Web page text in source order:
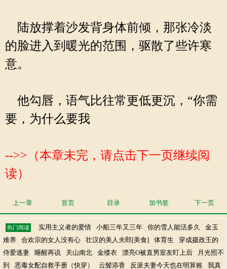
陆放撑着沙发背身体前倾，那张冷淡
的脸进入到暖光的范围，驱散了些许寒
意。
他勾唇，语气比往常更低更沉，“你需
要，为什么要我
-->>（本章未完，请点击下一页继续阅
读）
上一章 首页 目录 加书签 下一页
热门阅读 实用主义者的爱情 小船三年又三年 你的雪人能活多久
金玉
难养
合欢宗的女人没有心 壮汉的美人夫郎[美食] 体育生
穿成摄政王的
侍爱逃妻
睡醒再说 关山南北 金缕衣 漂亮O被直男室友盯上后
月光照不
到
恶毒女配自救手册（快穿） 云鬓添香 反派夫妻今天也在明算账 我真